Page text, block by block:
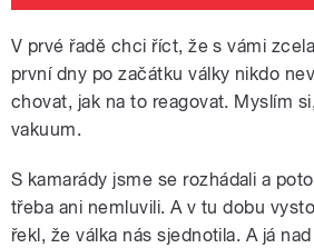
V prvé řadě chci říct, že s vámi
první dny po začátku války nikdo
chovat, jak na to reagovat. Myslím
vakuum.
S kamarády jsme se rozhádali a
třeba ani nemluvili. A v tu dobu
řekl, že válka nás sjednotila. A já